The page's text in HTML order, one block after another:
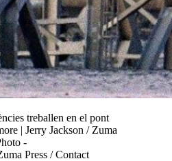
treballen en el pont
| Jerry Jackson / Zuma
-
Press / Contact